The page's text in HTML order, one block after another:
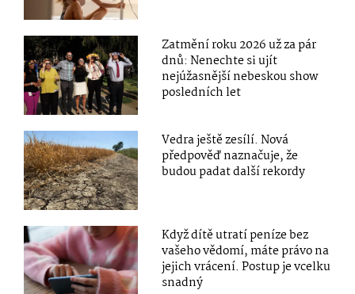
Zatmění roku 2026 už za pár
dnů: Nenechte si ujít
nejúžasnější nebeskou show
posledních let
Vedra ještě zesílí. Nová
předpověď naznačuje, že
budou padat další rekordy
Když dítě utratí peníze bez
vašeho vědomí, máte právo na
jejich vrácení. Postup je vcelku
snadný